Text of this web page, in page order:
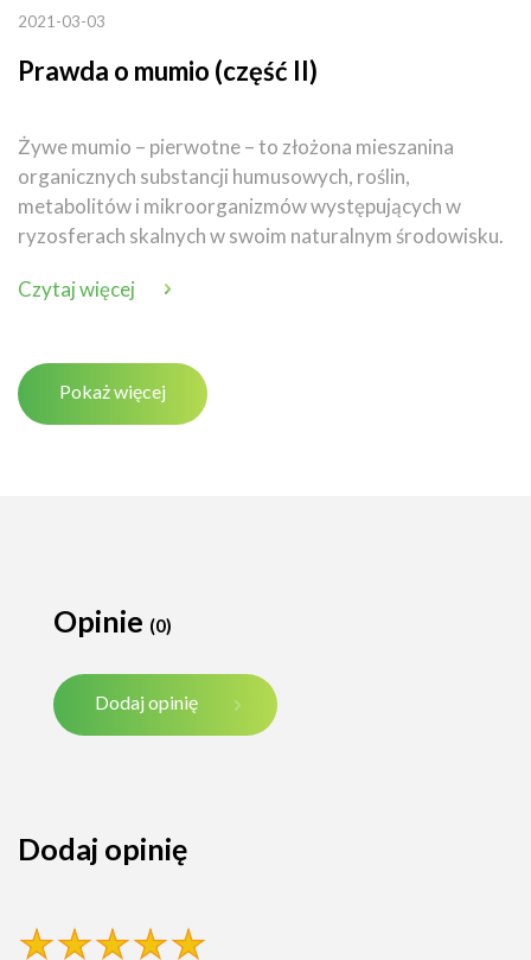
2021-03-03
Prawda o mumio (część II)
Żywe mumio – pierwotne – to złożona mieszanina
organicznych substancji humusowych, roślin,
metabolitów i mikroorganizmów występujących w
ryzosferach skalnych w swoim naturalnym środowisku.
Czytaj więcej
Pokaż więcej
Opinie (0)
Dodaj opinię
Dodaj opinię